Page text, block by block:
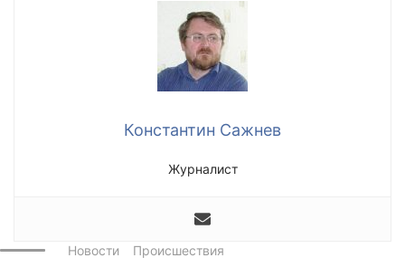
Константин Сажнев
Журналист
Новости Происшествия